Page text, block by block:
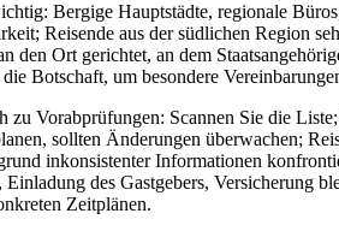
Bergige Hauptstädte, regionale
Reisende aus der südlichen Region
den Ort gerichtet, an dem
Botschaft, um besondere
zu Vorabprüfungen: Scannen Sie die
sollten Änderungen überwachen;
inkonsistenter Informationen
Einladung des Gastgebers, Versicherung
Zeitplänen.